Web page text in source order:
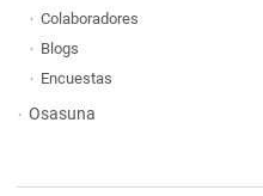
Colaboradores
Blogs
Encuestas
Osasuna